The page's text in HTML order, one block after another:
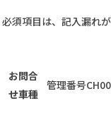
必須項目は、記入漏れ
お問合
せ車種
管理番号